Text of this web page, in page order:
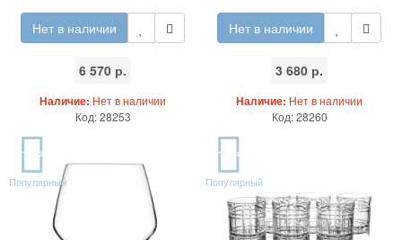
Нет в наличии
6 570 р.
Наличие: Нет в наличии
Код: 28253
Нет в наличии
3 680 р.
Наличие: Нет в наличии
Код: 28260
TOP
Популярный
TOP
Популярный